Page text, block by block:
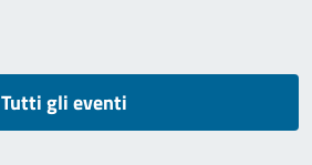
Tutti gli eventi